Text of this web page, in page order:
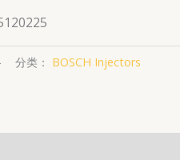
分类： BOSCH Injectors